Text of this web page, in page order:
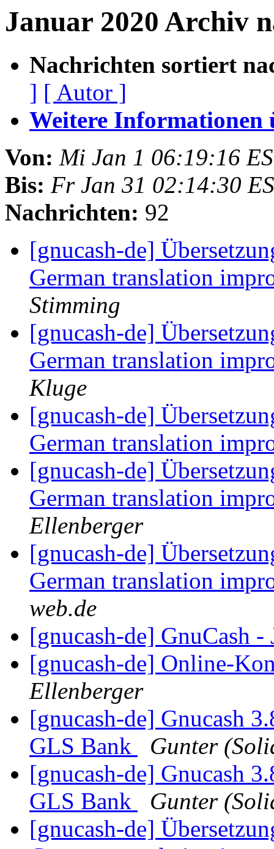
Januar 2020 Archiv
Nachrichten sortiert
] [ Autor ]
Weitere Informationen
Von: Mi Jan 1 06:19:16
Bis: Fr Jan 31 02:14:30
Nachrichten: 92
[gnucash-de]
German translation
Stimming
[gnucash-de]
German translation
Kluge
[gnucash-de]
German translation
[gnucash-de]
German translation
Ellenberger
[gnucash-de]
German translation
web.de
[gnucash-de] GnuCash -
[gnucash-de] Online-
Ellenberger
[gnucash-de] Gnucash
GLS Bank
Gunter
[gnucash-de] Gnucash
GLS Bank
Gunter
[gnucash-de]